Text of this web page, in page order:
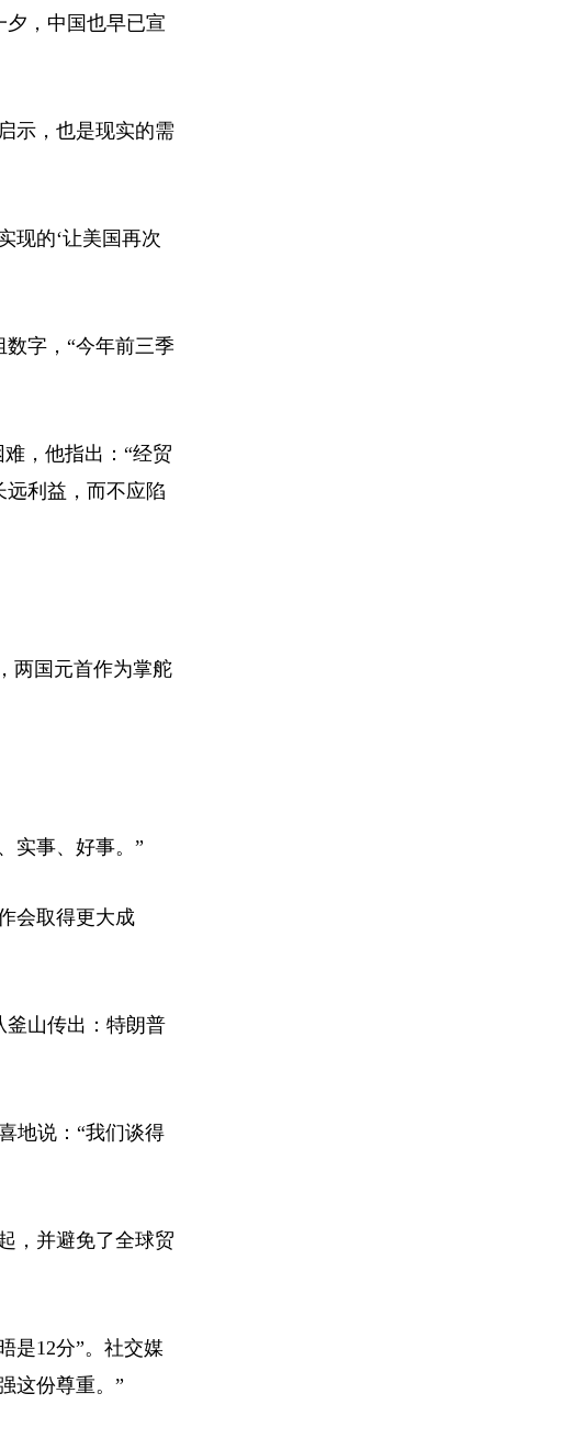
，中国也早已宣
示，也是现实的需
现的‘让美国再次
字，“今年前三季
，他指出：“经贸
利益，而不应陷
两国元首作为掌舵
实事、好事。”
会取得更大成
釜山传出：特朗普
地说：“我们谈得
，并避免了全球贸
是12分”。社交媒
这份尊重。”